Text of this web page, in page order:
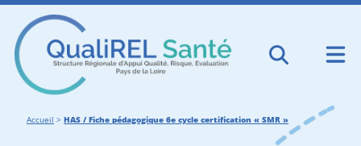
Accueil > HAS / Fiche pédagogique 6e cycle certification « SMR »